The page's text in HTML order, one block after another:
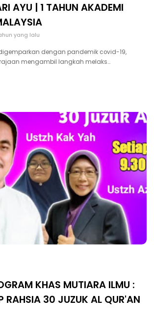
AYU | 1 TAHUN AKADEMI
yang lalu
dengan pandemik covid-19,
mengambil langkah melaks…
KHAS MUTIARA ILMU :
RAHSIA 30 JUZUK AL QUR'AN